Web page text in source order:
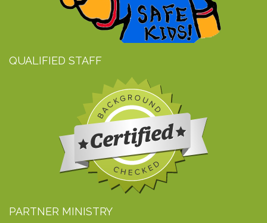
QUALIFIED STAFF
PARTNER MINISTRY